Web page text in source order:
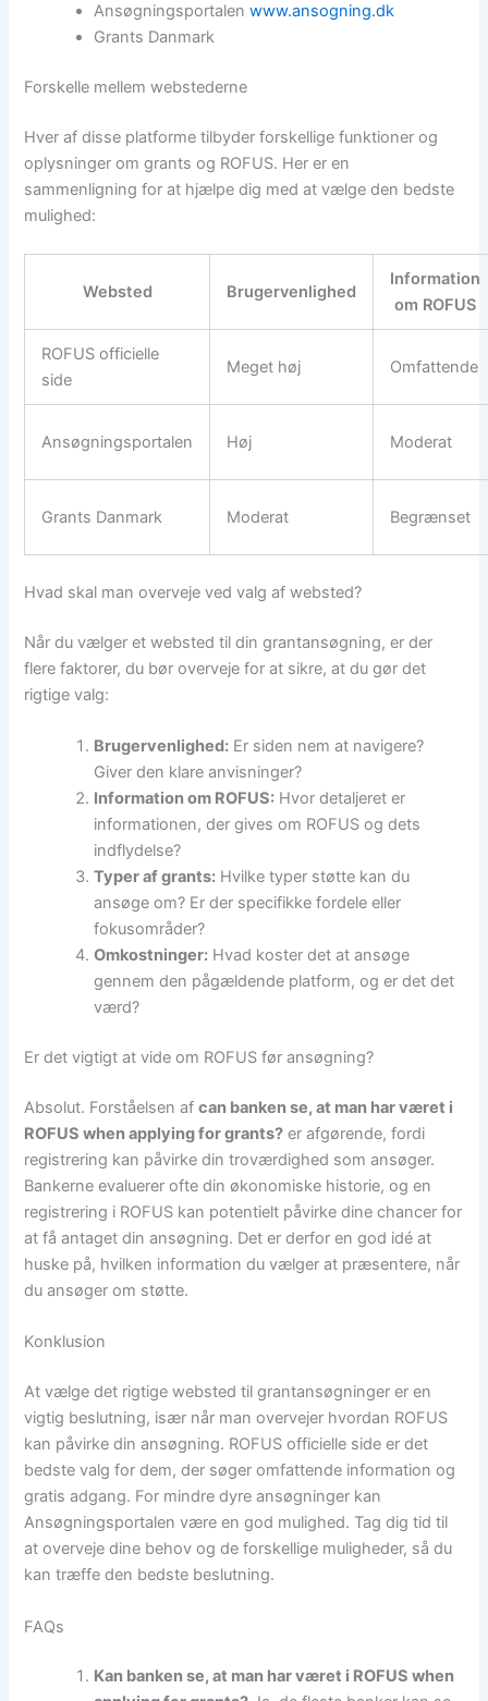
Ansøgningsportalenwww.ansogning.dk
Grants Danmark
Forskelle mellem webstederne
Hver af disse platforme tilbyder forskellige funktioner og
oplysninger om grants og ROFUS. Her er en
sammenligning for at hjælpe dig med at vælge den bedste
mulighed:
Websted Brugervenlighed
Information
om ROFUS
ROFUS officielle
side
Meget høj Omfattende
Ansøgningsportalen Høj Moderat
Grants Danmark Moderat Begrænset
Hvad skal man overveje ved valg af websted?
Når du vælger et websted til din grantansøgning, er der
flere faktorer, du bør overveje for at sikre, at du gør det
rigtige valg:
Brugervenlighed: Er siden nem at navigere?
Giver den klare anvisninger?
Information om ROFUS: Hvor detaljeret er
informationen, der gives om ROFUS og dets
indflydelse?
Typer af grants: Hvilke typer støtte kan du
ansøge om? Er der specifikke fordele eller
fokusområder?
Omkostninger: Hvad koster det at ansøge
gennem den pågældende platform, og er det det
værd?
Er det vigtigt at vide om ROFUS før ansøgning?
Absolut. Forståelsen afcan banken se, at man har været i
ROFUS when applying for grants? er afgørende, fordi
registrering kan påvirke din troværdighed som ansøger.
Bankerne evaluerer ofte din økonomiske historie, og en
registrering i ROFUS kan potentielt påvirke dine chancer for
at få antaget din ansøgning. Det er derfor en god idé at
huske på, hvilken information du vælger at præsentere, når
du ansøger om støtte.
Konklusion
At vælge det rigtige websted til grantansøgninger er en
vigtig beslutning, især når man overvejer hvordan ROFUS
kan påvirke din ansøgning. ROFUS officielle side er det
bedste valg for dem, der søger omfattende information og
gratis adgang. For mindre dyre ansøgninger kan
Ansøgningsportalen være en god mulighed. Tag dig tid til
at overveje dine behov og de forskellige muligheder, så du
kan træffe den bedste beslutning.
FAQs
Kan banken se, at man har været i ROFUS when